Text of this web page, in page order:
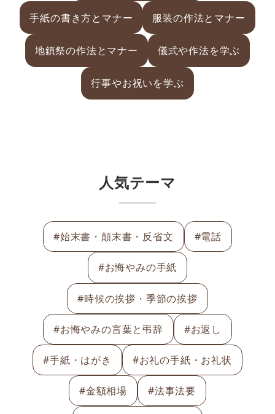
手紙の書き方とマナー 服装の作法とマナー
地鎮祭の作法とマナー 儀式や作法を学ぶ
行事やお祝いを学ぶ
人気テーマ
#始末書・顛末書・反省文 #電話
#お悔やみの手紙
#時候の挨拶・季節の挨拶
#お悔やみの言葉と弔辞 #お返し
#手紙・はがき #お礼の手紙・お礼状
#金額相場 #法事法要